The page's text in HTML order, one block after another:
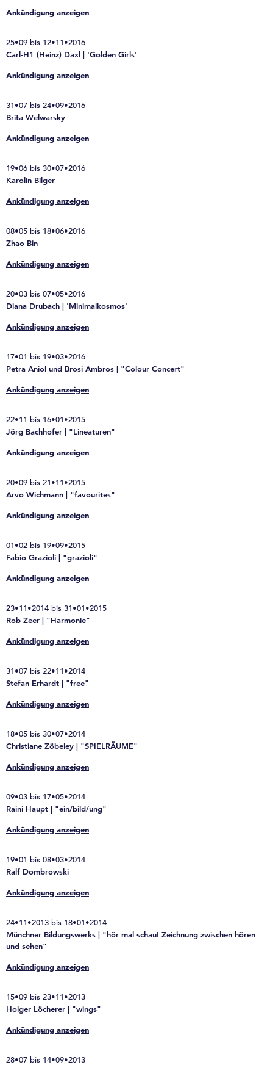
Ankündigung anzeigen
25•09 bis 12•11•2016
Carl-H1 (Heinz) Daxl | 'Golden Girls'
Ankündigung anzeigen
31•07 bis 24•09•2016
Brita Welwarsky
Ankündigung anzeigen
19•06 bis 30•07•2016
Karolin Bilger
Ankündigung anzeigen
08•05 bis 18•06•2016
Zhao Bin
Ankündigung anzeigen
20•03 bis 07•05•2016
Diana Drubach | 'Minimalkosmos'
Ankündigung anzeigen
17•01 bis 19•03•2016
Petra Aniol und Brosi Ambros | "Colour Concert"
Ankündigung anzeigen
22•11 bis 16•01•2015
Jörg Bachhofer | "Lineaturen"
Ankündigung anzeigen
20•09 bis 21•11•2015
Arvo Wichmann | "favourites"
Ankündigung anzeigen
01•02 bis 19•09•2015
Fabio Grazioli | "grazioli"
Ankündigung anzeigen
23•11•2014 bis 31•01•2015
Rob Zeer | "Harmonie"
Ankündigung anzeigen
31•07 bis 22•11•2014
Stefan Erhardt | "free"
Ankündigung anzeigen
18•05 bis 30•07•2014
Christiane Zöbeley | "SPIELRÄUME"
Ankündigung anzeigen
09•03 bis 17•05•2014
Raini Haupt | "ein/bild/ung"
Ankündigung anzeigen
19•01 bis 08•03•2014
Ralf Dombrowski
Ankündigung anzeigen
24•11•2013 bis 18•01•2014
Münchner Bildungswerks | "hör mal schau! Zeichnung zwischen hören
und sehen"
Ankündigung anzeigen
15•09 bis 23•11•2013
Holger Löcherer | "wings"
Ankündigung anzeigen
28•07 bis 14•09•2013